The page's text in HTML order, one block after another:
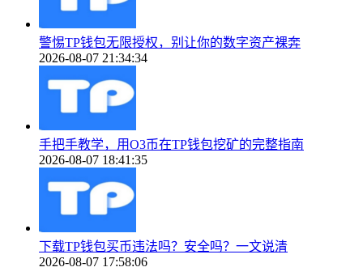
警惕TP钱包无限授权，别让你的数字资产裸奔
2026-08-07 21:34:34
手把手教学，用O3币在TP钱包挖矿的完整指南
2026-08-07 18:41:35
下载TP钱包买币违法吗？安全吗？一文说清
2026-08-07 17:58:06